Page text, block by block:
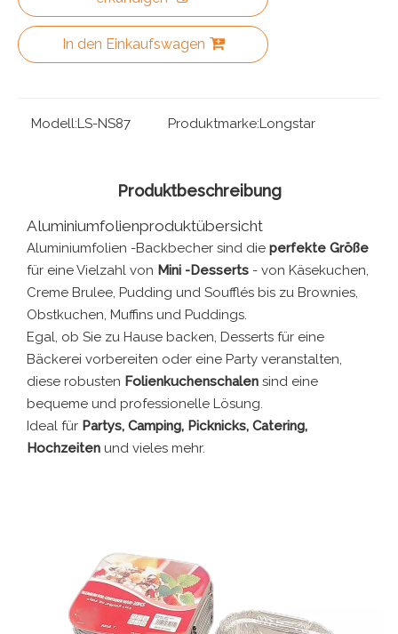
In den Einkaufswagen
Modell:LS-NS87 Produktmarke:Longstar
Produktbeschreibung
Aluminiumfolienproduktübersicht
Aluminiumfolien -Backbecher sind die perfekte Größe
für eine Vielzahl von Mini -Desserts - von Käsekuchen,
Creme Brulee, Pudding und Soufflés bis zu Brownies,
Obstkuchen, Muffins und Puddings.
Egal, ob Sie zu Hause backen, Desserts für eine
Bäckerei vorbereiten oder eine Party veranstalten,
diese robusten Folienkuchenschalen sind eine
bequeme und professionelle Lösung.
Ideal für Partys, Camping, Picknicks, Catering,
Hochzeiten und vieles mehr.